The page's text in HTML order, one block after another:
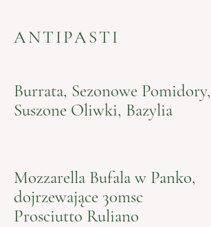
ANTIPASTI
Burrata, Sezonowe Pomidory,
Suszone Oliwki, Bazylia
Mozzarella Bufala w Panko,
dojrzewające 30msc
Prosciutto Ruliano